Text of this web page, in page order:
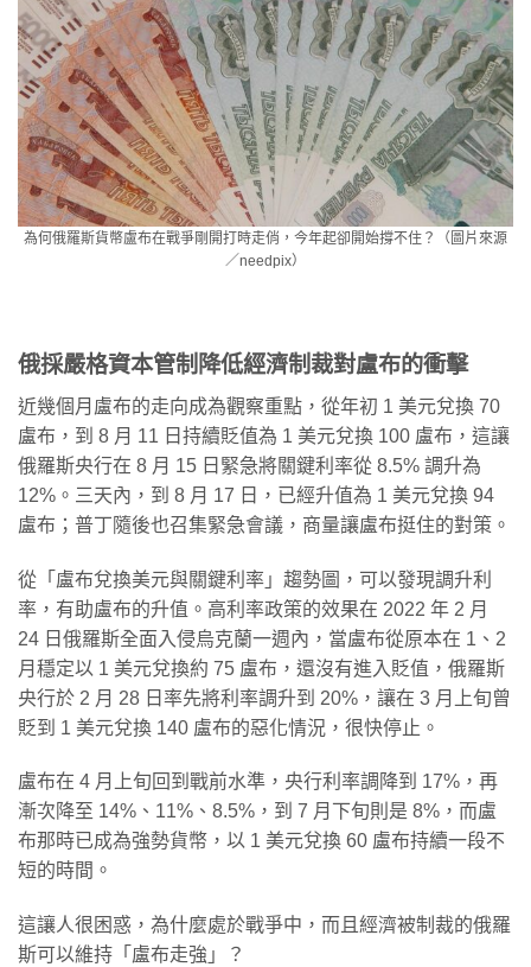
為何俄羅斯貨幣盧布在戰爭剛開打時走俏，今年起卻開始撐不住？（圖片來源
／needpix）
俄採嚴格資本管制降低經濟制裁對盧布的衝擊
近幾個月盧布的走向成為觀察重點，從年初 1 美元兌換 70
盧布，到 8 月 11 日持續貶值為 1 美元兌換 100 盧布，這讓
俄羅斯央行在 8 月 15 日緊急將關鍵利率從 8.5% 調升為
12%。三天內，到 8 月 17 日，已經升值為 1 美元兌換 94
盧布；普丁隨後也召集緊急會議，商量讓盧布挺住的對策。
從「盧布兌換美元與關鍵利率」趨勢圖，可以發現調升利
率，有助盧布的升值。高利率政策的效果在 2022 年 2 月
24 日俄羅斯全面入侵烏克蘭一週內，當盧布從原本在 1、2
月穩定以 1 美元兌換約 75 盧布，還沒有進入貶值，俄羅斯
央行於 2 月 28 日率先將利率調升到 20%，讓在 3 月上旬曾
貶到 1 美元兌換 140 盧布的惡化情況，很快停止。
盧布在 4 月上旬回到戰前水準，央行利率調降到 17%，再
漸次降至 14%、11%、8.5%，到 7 月下旬則是 8%，而盧
布那時已成為強勢貨幣，以 1 美元兌換 60 盧布持續一段不
短的時間。
這讓人很困惑，為什麼處於戰爭中，而且經濟被制裁的俄羅
斯可以維持「盧布走強」？